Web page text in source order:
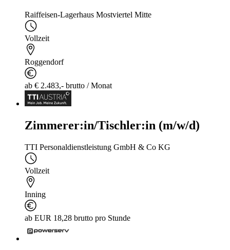
Raiffeisen-Lagerhaus Mostviertel Mitte
Vollzeit
Roggendorf
ab € 2.483,- brutto / Monat
Zimmerer:in/Tischler:in (m/w/d)
TTI Personaldienstleistung GmbH & Co KG
Vollzeit
Inning
ab EUR 18,28 brutto pro Stunde